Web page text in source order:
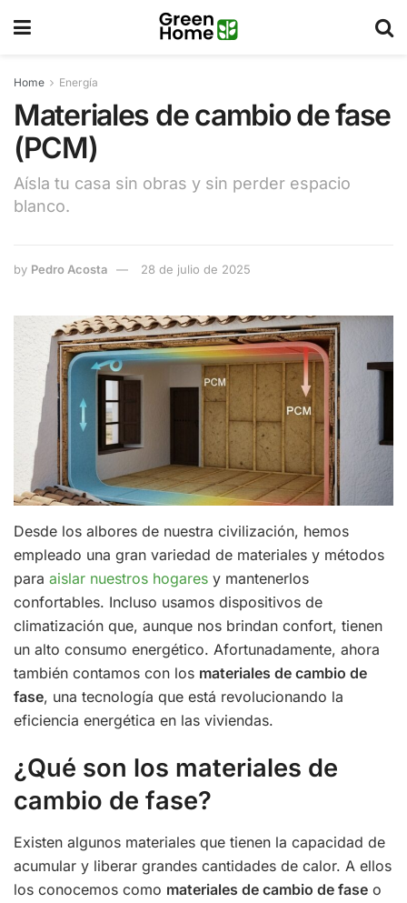
Home Energía
Materiales de cambio de fase
(PCM)
Aísla tu casa sin obras y sin perder espacio
blanco.
by Pedro Acosta 28 de julio de 2025
Desde los albores de nuestra civilización, hemos
empleado una gran variedad de materiales y métodos
para aislar nuestros hogares y mantenerlos
confortables. Incluso usamos dispositivos de
climatización que, aunque nos brindan confort, tienen
un alto consumo energético. Afortunadamente, ahora
también contamos con los materiales de cambio de
fase, una tecnología que está revolucionando la
eficiencia energética en las viviendas.
¿Qué son los materiales de
cambio de fase?
Existen algunos materiales que tienen la capacidad de
acumular y liberar grandes cantidades de calor. A ellos
los conocemos como materiales de cambio de fase o